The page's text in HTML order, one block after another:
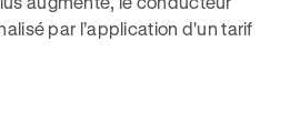
par l’application d'un tarif